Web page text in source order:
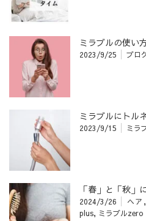
ミラブルの使い
2023/9/25 ブロ
ミラブルにトル
2023/9/15 ミラ
「春」と「秋」
2024/3/26 ヘア ,
plus, ミラブルzero